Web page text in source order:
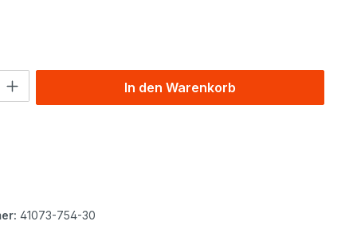
Gib den gewünschten Wert ein oder benutze die Schaltflächen
In den Warenkorb
41073-754-30